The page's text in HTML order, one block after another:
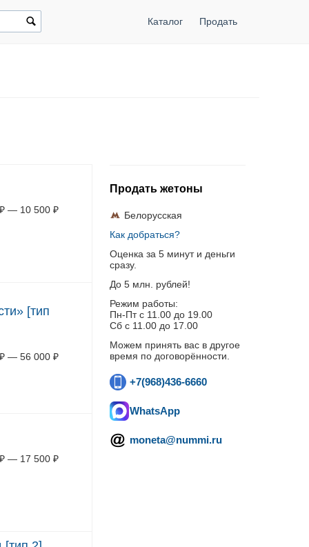
Каталог Продать
₽ — 10 500 ₽
[тип
₽ — 56 000 ₽
₽ — 17 500 ₽
Продать жетоны
Белорусская
Как добраться?
Оценка за 5 минут и деньги
сразу.
До 5 млн. рублей!
Режим работы:
Пн-Пт c 11.00 до 19.00
Сб с 11.00 до 17.00
Можем принять вас в другое
время по договорённости.
+7(968)436-6660
WhatsApp
moneta@nummi.ru